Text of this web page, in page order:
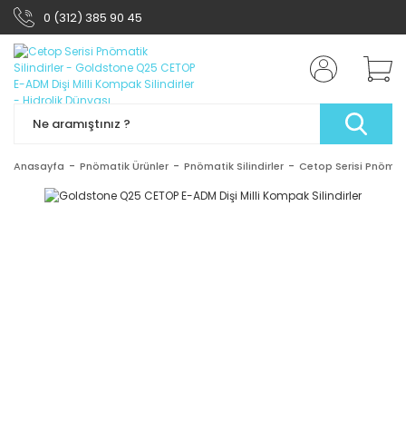
0 (312) 385 90 45
Anasayfa Pnömatik Ürünler Pnömatik Silindirler Cetop Serisi